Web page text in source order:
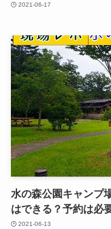
2021-06-17
水の森公園キャンプ
はできる？予約は必
2021-06-13